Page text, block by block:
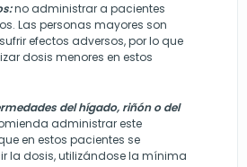
no administrar a pacientes
Las personas mayores son
efectos adversos, por lo que
dosis menores en estos
del hígado, riñón o del
administrar este
en estos pacientes se
la dosis, utilizándose la mínima